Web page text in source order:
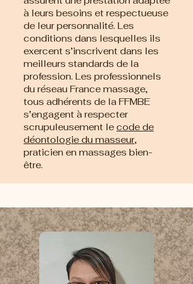
à leurs besoins et respectueuse
de leur personnalité. Les
conditions dans lesquelles ils
exercent s’inscrivent dans les
meilleurs standards de la
profession. Les professionnels
du réseau France massage,
tous adhérents de la FFMBE
s’engagent à respecter
scrupuleusement le code de
déontologie du masseur,
praticien en massages bien-
être.